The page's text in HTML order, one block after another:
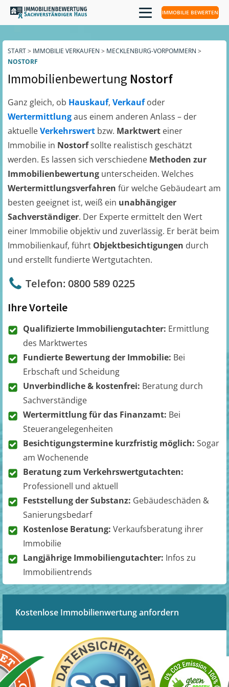
IMMOBILIE BEWERTEN
START> IMMOBILIE VERKAUFEN > MECKLENBURG-VORPOMMERN >
NOSTORF
Immobilienbewertung Nostorf
Ganz gleich, ob Hauskauf, Verkaufoder
Wertermittlungaus einem anderen Anlass – der
aktuelleVerkehrswert bzw. Marktwert einer
Immobilie in Nostorfsollte realistisch geschätzt
werden. Es lassen sich verschiedene Methoden zur
Immobilienbewertung unterscheiden. Welches
Wertermittlungsverfahren für welche Gebäudeart am
besten geeignet ist, weiß ein unabhängiger
Sachverständiger. Der Experte ermittelt den Wert
einer Immobilie objektiv und zuverlässig. Er berät beim
Immobilienkauf, führt Objektbesichtigungen durch
und erstellt fundierte Wertgutachten.
Telefon: 0800 589 0225
Ihre Vorteile
Qualifizierte Immobiliengutachter: Ermittlung
des Marktwertes
Fundierte Bewertung der Immobilie: Bei
Erbschaft und Scheidung
Unverbindliche & kostenfrei: Beratung durch
Sachverständige
Wertermittlung für das Finanzamt: Bei
Steuerangelegenheiten
Besichtigungstermine kurzfristig möglich: Sogar
am Wochenende
Beratung zum Verkehrswertgutachten:
Professionell und aktuell
Feststellung der Substanz: Gebäudeschäden &
Sanierungsbedarf
Kostenlose Beratung: Verkaufsberatung ihrer
Immobilie
Langjährige Immobiliengutachter: Infos zu
Immobilientrends
Kostenlose Immobilienwertung anfordern